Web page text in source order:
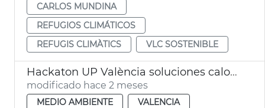
CARLOS MUNDINA
REFUGIOS CLIMÁTICOS
REFUGIS CLIMÀTICS
VLC SOSTENIBLE
Hackaton UP València soluciones calor extrema
modificado hace 2 meses
MEDIO AMBIENTE
VALENCIA